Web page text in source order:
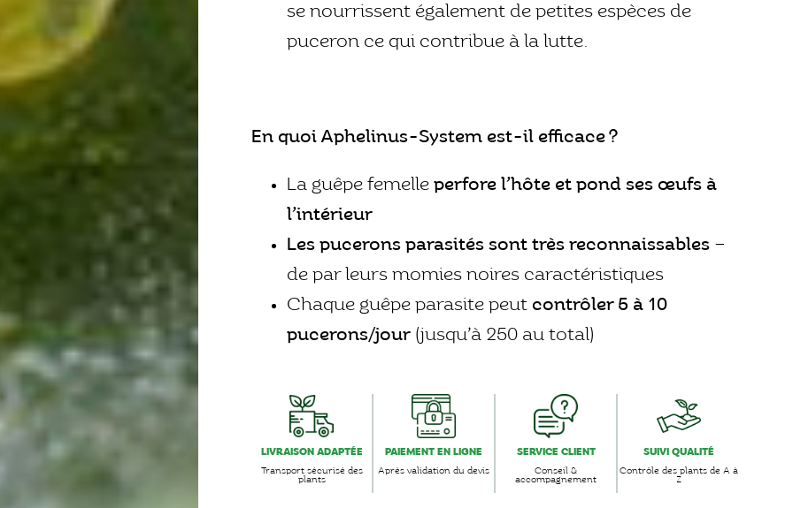
se nourrissent également de petites espèces de
puceron ce qui contribue à la lutte.
En quoi Aphelinus-System est-il efficace ?
La guêpe femelle perfore l’hôte et pond ses œufs à
l’intérieur
Les pucerons parasités sont très reconnaissables –
de par leurs momies noires caractéristiques
Chaque guêpe parasite peut contrôler 5 à 10
pucerons/jour (jusqu’à 250 au total)
LIVRAISON ADAPTÉE
Transport sécurisé des
plants
PAIEMENT EN LIGNE
Après validation du devis
SERVICE CLIENT
Conseil &
accompagnement
SUIVI QUALITÉ
Contrôle des plants de A à
Z